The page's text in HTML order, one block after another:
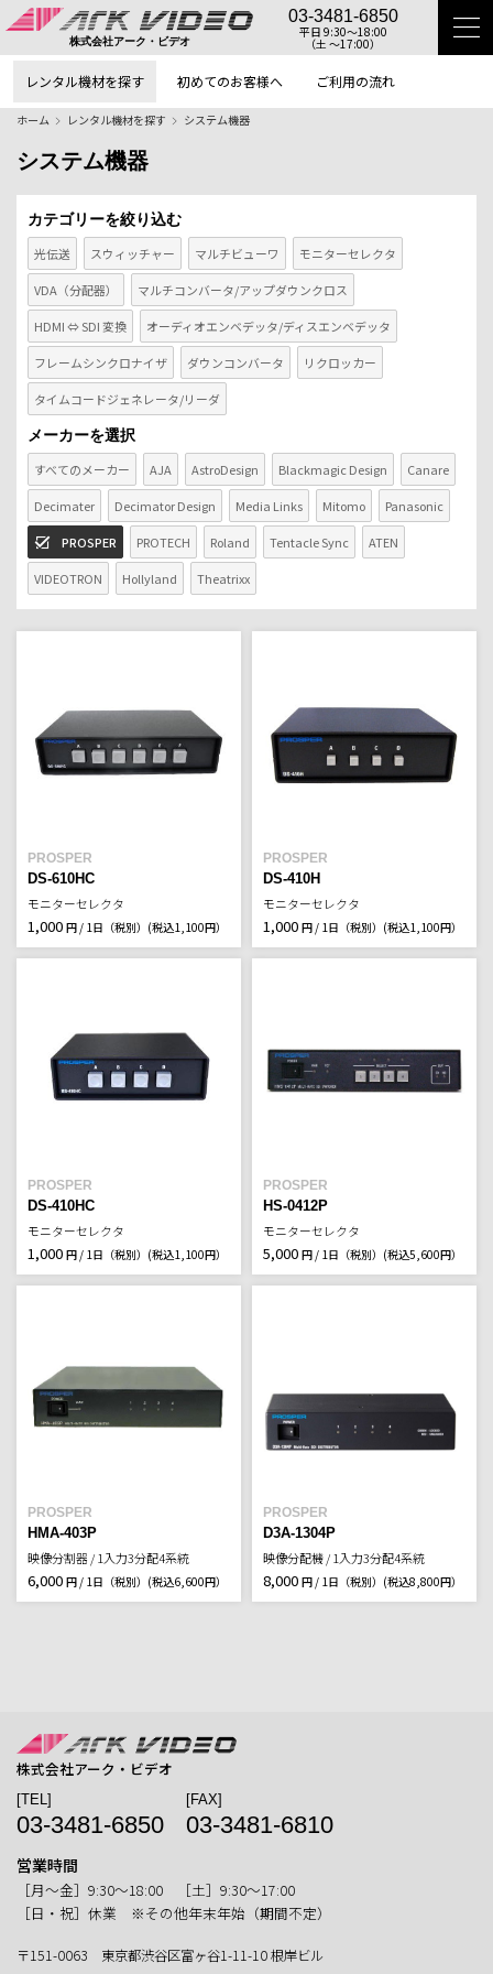
株式会社アーク・ビデオ
03-3481-6850
平日 9:30〜18:00
（土 〜17:00）
レンタル機材を探す 初めてのお客様へ ご利用の流れ
ホーム レンタル機材を探す システム機器
システム機器
カテゴリーを絞り込む
光伝送
スウィッチャー マルチビューワ モニターセレクタ
VDA（分配器） マルチコンバータ/アップダウンクロス
HDMI ⇔ SDI 変換 オーディオエンベデッタ/ディスエンベデッタ
フレームシンクロナイザ ダウンコンバータ リクロッカー
タイムコードジェネレータ/リーダ
メーカーを選択
すべてのメーカー
AJA AstroDesign Blackmagic Design Canare
Decimater Decimator Design Media Links Mitomo Panasonic
PROSPER PROTECH Roland Tentacle Sync ATEN
VIDEOTRON Hollyland Theatrixx
PROSPER
DS-610HC
モニターセレクタ
1,000 円 / 1日（税別） (税込1,100円）
PROSPER
DS-410H
モニターセレクタ
1,000 円 / 1日（税別） (税込1,100円）
PROSPER
DS-410HC
モニターセレクタ
1,000 円 / 1日（税別） (税込1,100円）
PROSPER
HS-0412P
モニターセレクタ
5,000 円 / 1日（税別） (税込5,600円）
PROSPER
HMA-403P
映像分割器 / 1入力3分配4系統
6,000 円 / 1日（税別） (税込6,600円）
PROSPER
D3A-1304P
映像分配機 / 1入力3分配4系統
8,000 円 / 1日（税別） (税込8,800円）
株式会社アーク・ビデオ
[TEL]
03-3481-6850
[FAX]
03-3481-6810
営業時間
［月〜金］9:30〜18:00 ［土］9:30〜17:00
［日・祝］休業 ※その他年末年始（期間不定）
〒151-0063 東京都渋谷区富ヶ谷1-11-10 根岸ビル